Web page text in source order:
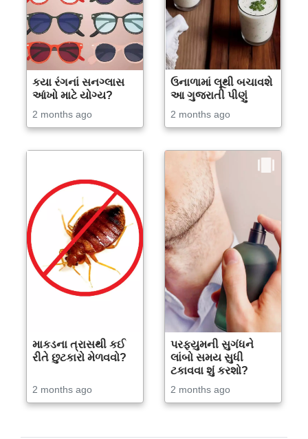
કયા રંગનાં સનગ્લાસ
આંખો માટે યોગ્ય?
2 months ago
ઉનાળામાં લૂથી બચાવશે
આ ગુજરાતી પીણું
2 months ago
માકડના ત્રાસથી કઈ
રીતે છુટકારો મેળવવો?
2 months ago
પરફ્યુમની સુગંધને
લાંબો સમય સુધી
ટકાવવા શું કરશો?
2 months ago